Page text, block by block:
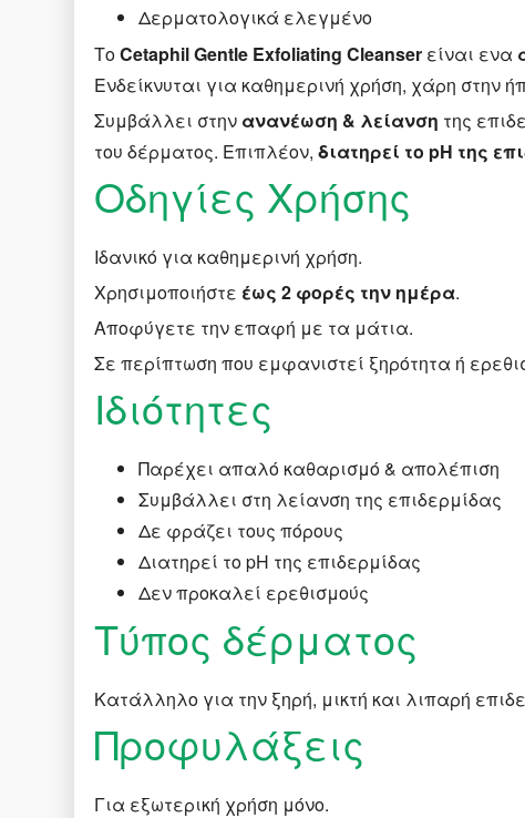
Δερματολογικά ελεγμένο
ΤοCetaphil Gentle Exfoliating Cleanser είναι ενα
Ενδείκνυται για καθημερινή χρήση, χάρη στην
Συμβάλλει στην ανανέωση & λείανση της
του δέρματος. Επιπλέον,διατηρεί το pH της
Οδηγίες Χρήσης
Ιδανικό για καθημερινή χρήση.
Χρησιμοποιήστε έως 2 φορές την ημέρα.
Αποφύγετε την επαφή με τα μάτια.
Σε περίπτωση που εμφανιστεί ξηρότητα ή
Ιδιότητες
Παρέχει απαλό καθαρισμό & απολέπιση
Συμβάλλει στη λείανση της επιδερμίδας
Δε φράζει τους πόρους
Διατηρεί το pH της επιδερμίδας
Δεν προκαλεί ερεθισμούς
Τύπος δέρματος
Κατάλληλο για την ξηρή, μικτή και λιπαρή
Προφυλάξεις
Για εξωτερική χρήση μόνο.